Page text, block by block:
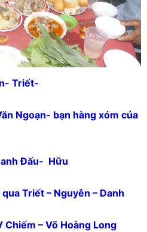
Triết-
bạn hàng xóm của
Đấu- Hữu
– Nguyên – Danh
– Võ Hoàng Long